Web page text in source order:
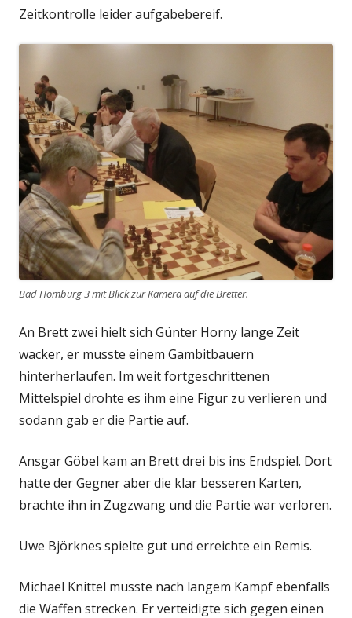
Zeitkontrolle leider aufgabebereif.
Bad Homburg 3 mit Blickzur Kameraauf die Bretter.
An Brett zwei hielt sich Günter Horny lange Zeit
wacker, er musste einem Gambitbauern
hinterherlaufen. Im weit fortgeschrittenen
Mittelspiel drohte es ihm eine Figur zu verlieren und
sodann gab er die Partie auf.
Ansgar Göbel kam an Brett drei bis ins Endspiel. Dort
hatte der Gegner aber die klar besseren Karten,
brachte ihn in Zugzwang und die Partie war verloren.
Uwe Björknes spielte gut und erreichte ein Remis.
Michael Knittel musste nach langem Kampf ebenfalls
die Waffen strecken. Er verteidigte sich gegen einen